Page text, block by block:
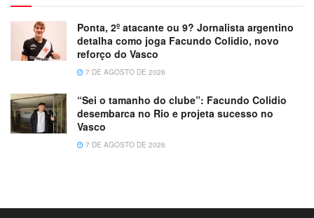
Ponta, 2º atacante ou 9? Jornalista argentino
detalha como joga Facundo Colidio, novo
reforço do Vasco
7 DE AGOSTO DE 2026
“Sei o tamanho do clube”: Facundo Colidio
desembarca no Rio e projeta sucesso no
Vasco
7 DE AGOSTO DE 2026